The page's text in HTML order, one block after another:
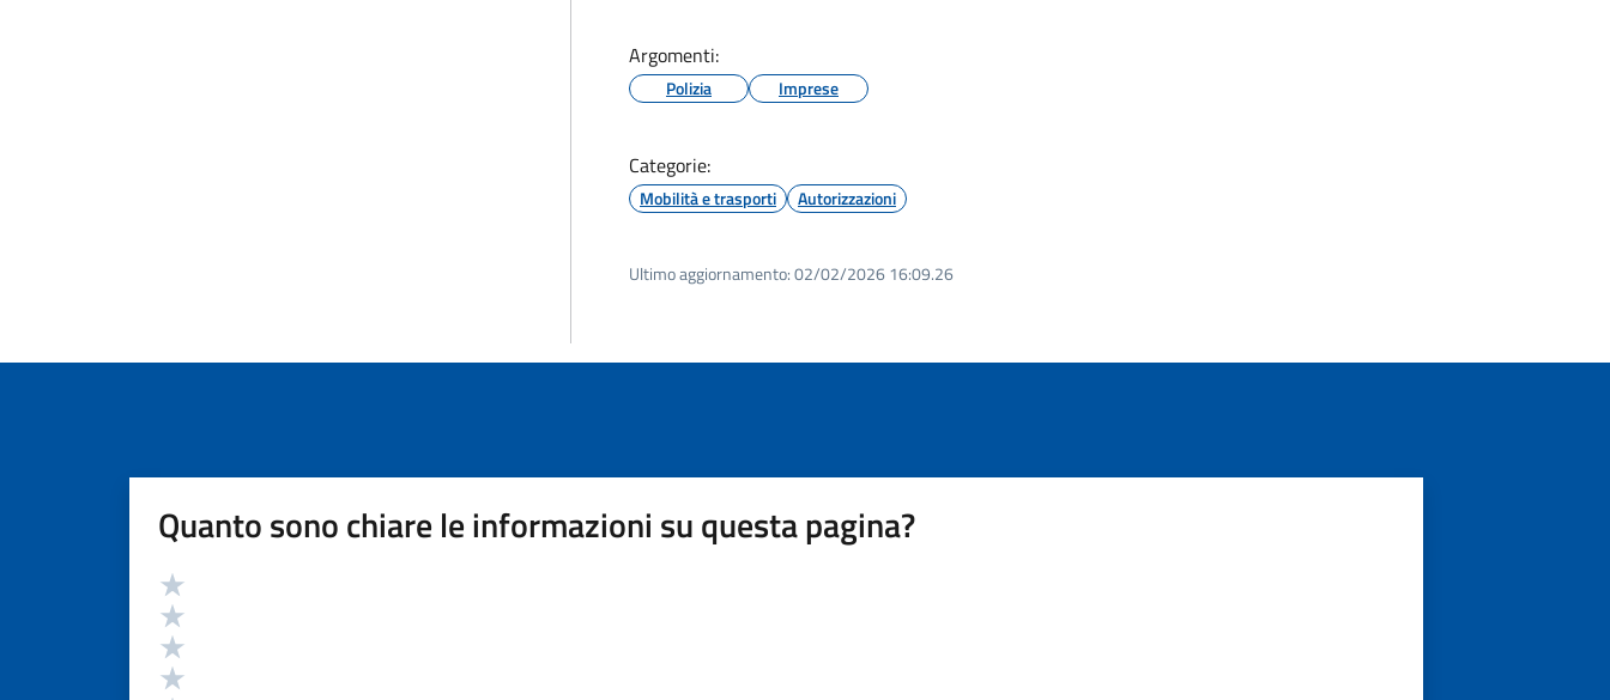
Argomenti:
Polizia Imprese
Categorie:
Mobilità e trasporti Autorizzazioni
Ultimo aggiornamento:02/02/2026 16:09.26
Quanto sono chiare le informazioni su questa pagina?
Valutazione